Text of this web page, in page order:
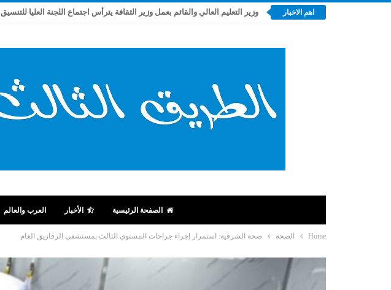
اهم الاخبار وزير التعليم العالي والقائم بعمل وزير الثقافة يترأس اجتماع اللجنة العليا للتنسيق
الصفحة الرئيسية الأخبار العرب والعالم
Home الصحة صحة الشرقية: استمرار إجراء جراحات المستوي الثالث بمستشفي الزقازيق العام